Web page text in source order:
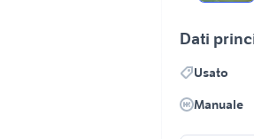
Dati
Usato
Manuale